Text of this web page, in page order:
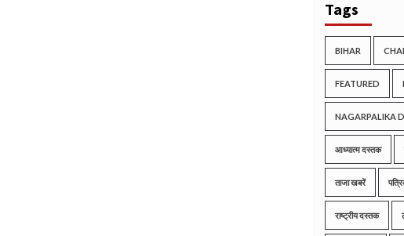
Tags
BIHAR
FEATURED
NAGARPALIKA
आध्यात्म दस्तक
ताजा खबरें
राष्ट्रीय दस्तक